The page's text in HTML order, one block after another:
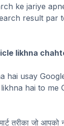
ke jariye
result par
likhna
hai usay
hai to me